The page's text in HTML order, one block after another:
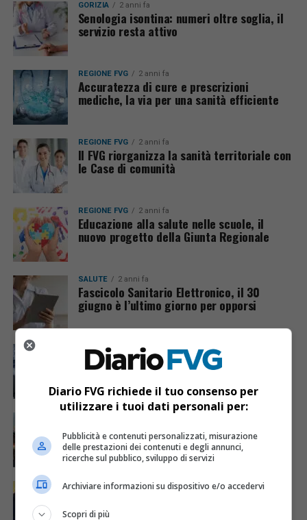
GORIZIA 2 anni fa
Senologia isontina: numeri oltre soglia, il
servizio resta attivo
REGIONE FVG 2 anni fa
Accuratezza di cure e prescrizioni
mediche, la via per una sanità efficiente
REGIONE FVG 2 anni fa
Il FVG riorganizza la sanità territoriale con
le Case di comunità
REGIONE FVG 2 anni fa
Educazione alla salute nelle scuole, il
nuovo progetto della Giunta Regionale
SALUTE 2 anni fa
Fascicolo Sanitario Elettronico, il 30
giugno è l’ultimo giorno per opporsi
SALUTE 2 anni fa
Tempi di attesa, un friulano su dieci
rinuncia a curarsi
Salute, nuovo dispensario farmaceutico e
nuovo ambulatorio medico a Treppo
Ligosullo
REGIONE FVG 2 anni fa
Nuova stanza multisensoriale in ospedale:
aiuterà i bambini con difficoltà
Diario FVG richiede il tuo consenso per
utilizzare i tuoi dati personali per:
Pubblicità e contenuti personalizzati, misurazione
delle prestazioni dei contenuti e degli annunci,
ricerche sul pubblico, sviluppo di servizi
Archiviare informazioni su dispositivo e/o accedervi
Scopri di più